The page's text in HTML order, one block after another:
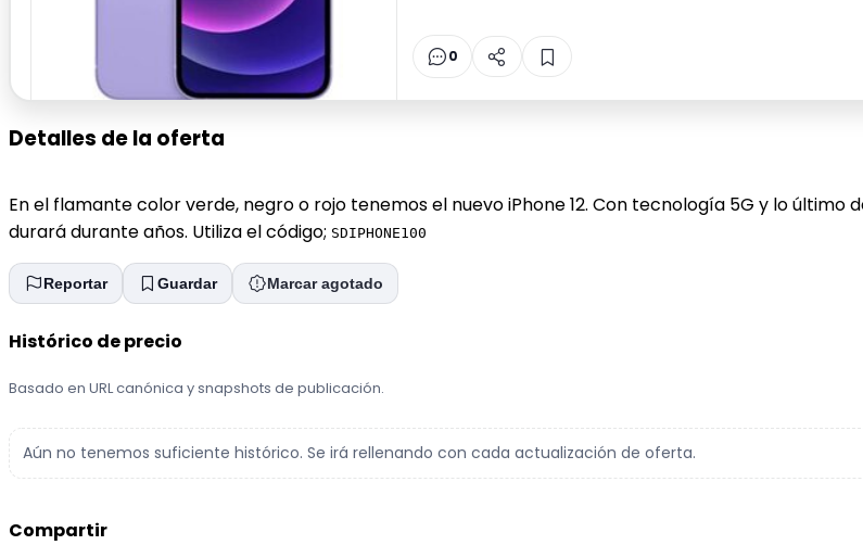
0
Detalles de la oferta
En el flamante color verde, negro o rojo tenemos el nuevo iPhone 12. Con tecnología 5G y lo
durará durante años. Utiliza el código; SDIPHONE100
Reportar Guardar Marcar agotado
Histórico de precio
Basado en URL canónica y snapshots de publicación.
Aún no tenemos suficiente histórico. Se irá rellenando con cada actualización de oferta.
Compartir